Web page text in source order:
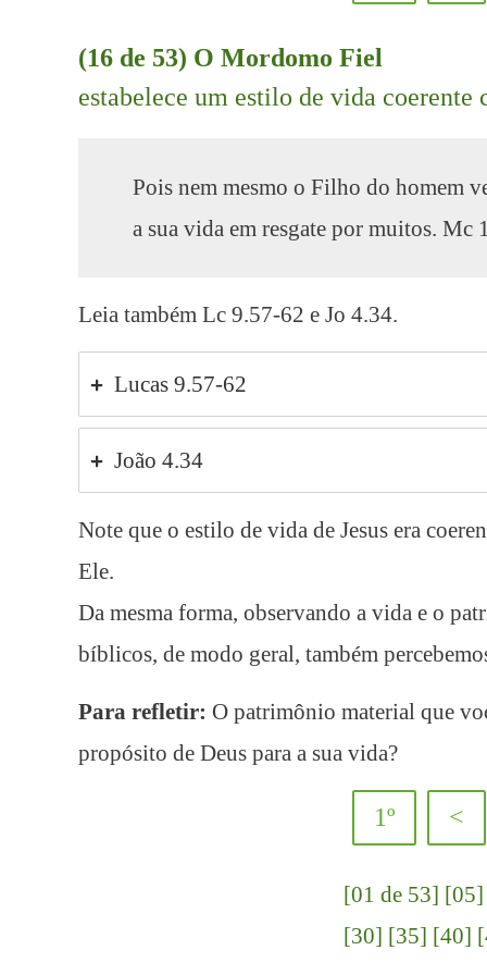
(16 de 53) O Mordomo Fiel
estabelece um estilo de vida coerente
Pois nem mesmo o Filho do homem
a sua vida em resgate por muitos. Mc
Leia também Lc 9.57-62 e Jo 4.34.
Lucas 9.57-62
João 4.34
Note que o estilo de vida de Jesus era
Ele.
Da mesma forma, observando a vida e o
bíblicos, de modo geral, também
Para refletir: O patrimônio material que
propósito de Deus para a sua vida?
1º <
[01 de 53] [05]
[30] [35] [40]